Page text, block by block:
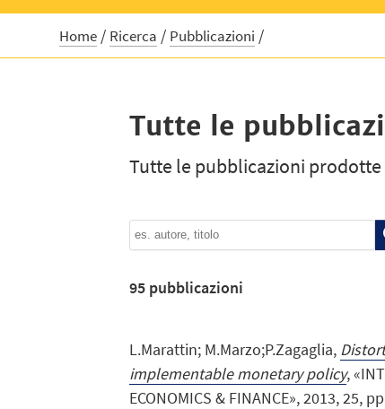
Home Ricerca Pubblicazioni
Tutte le
Tutte le pubblicazioni prodotte
95pubblicazioni
L.Marattin; M.Marzo;P.Zagaglia,
implementable monetary policy,
ECONOMICS & FINANCE», 2013, 25,